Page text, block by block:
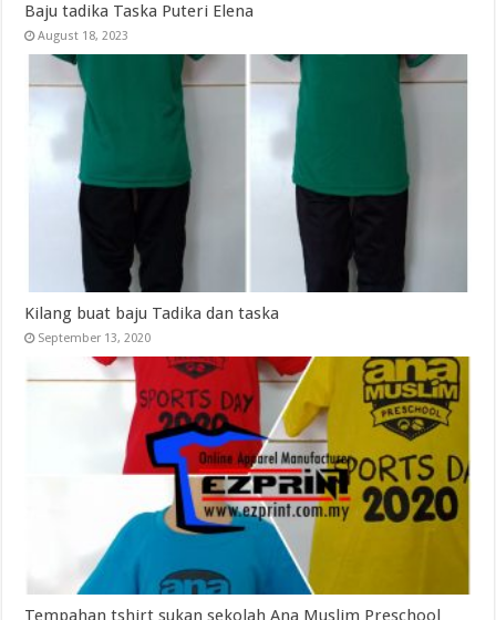
Baju tadika Taska Puteri Elena
August 18, 2023
Kilang buat baju Tadika dan taska
September 13, 2020
Tempahan tshirt sukan sekolah Ana Muslim Preschool